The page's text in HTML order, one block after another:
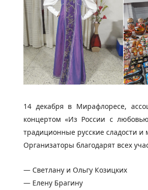
14 декабря в Мирафлоресе,
концертом «Из России с
традиционные русские сладости и
Организаторы благодарят всех
— Светлану и Ольгу Козицких
— Елену Брагину